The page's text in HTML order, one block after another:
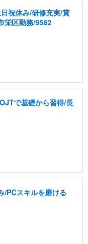
祝休み/研修充実/賞
栄区勤務/9582
で基礎から習得/長
/PCスキルを磨ける